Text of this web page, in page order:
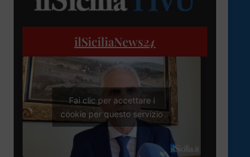
ilSiciliaNews24
Fai clic per accettare i
cookie per questo servizio